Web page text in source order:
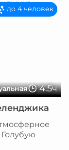
4.5ч
до 4 человек